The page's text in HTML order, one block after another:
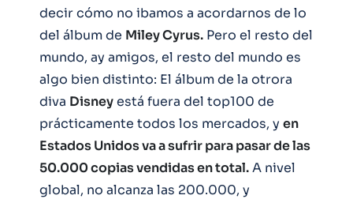
decir cómo no ibamos a acordarnos de lo
del álbum de Miley Cyrus. Pero el resto del
mundo, ay amigos, el resto del mundo es
algo bien distinto: El álbum de la otrora
diva Disneyestá fuera del top100 de
prácticamente todos los mercados, y en
Estados Unidos va a sufrir para pasar de las
50.000 copias vendidas en total.A nivel
global, no alcanza las 200.000, y